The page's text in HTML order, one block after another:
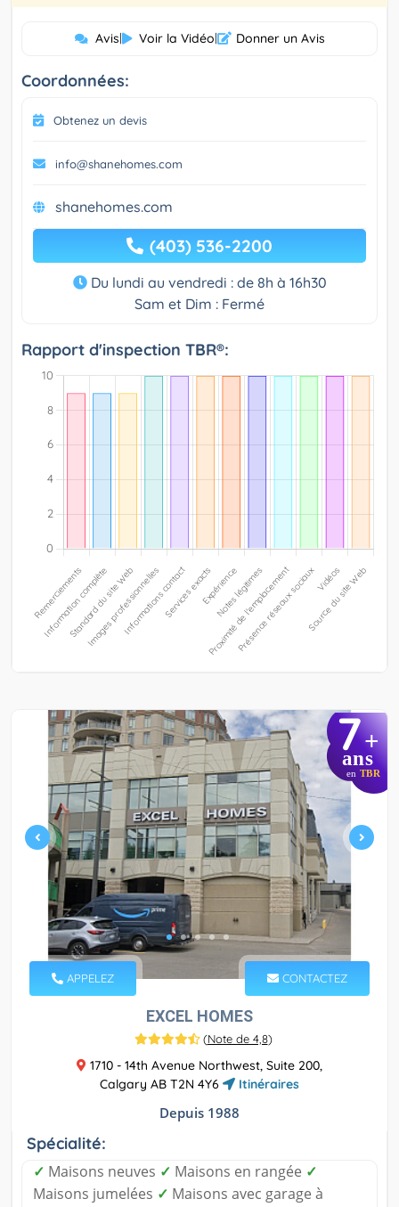
Avis| Voir la Vidéo| Donner un Avis
Coordonnées:
Obtenez un devis
info@shanehomes.com
shanehomes.com
(403) 536-2200
Du lundi au vendredi : de 8h à 16h30
Sam et Dim : Fermé
Rapport d'inspection TBR®:
7+
ans
en TBR
APPELEZ CONTACTEZ
EXCEL HOMES
(Note de 4,8)
1710 - 14th Avenue Northwest, Suite 200,
Calgary AB T2N 4Y6
Itinéraires
Depuis 1988
Spécialité:
✓ Maisons neuves ✓ Maisons en rangée ✓
Maisons jumelées ✓ Maisons avec garage à